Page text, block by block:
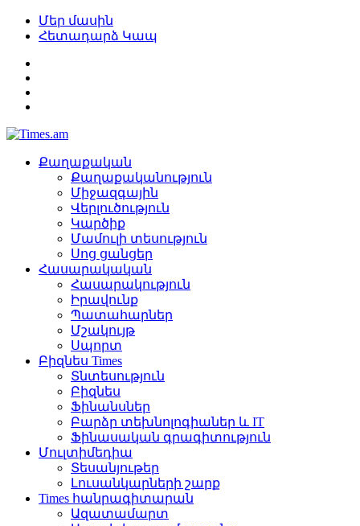
Մեր մասին
Հետադարձ Կապ
Քաղաքական
Քաղաքականություն
Միջազգային
Վերլուծություն
Կարծիք
Մամուլի տեսություն
Սոց ցանցեր
Հասարակական
Հասարակություն
Իրավունք
Պատահարներ
Մշակույթ
Սպորտ
Բիզնես Times
Տնտեսություն
Բիզնես
Ֆինանսներ
Բարձր տեխնոլոգիաներ և IT
Ֆինասական գրագիտություն
Մուլտիմեդիա
Տեսանյութեր
Լուսանկարների շարք
Times հանրագիտարան
Ազատամարտ